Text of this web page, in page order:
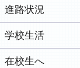
進路状況
学校生活
在校生へ